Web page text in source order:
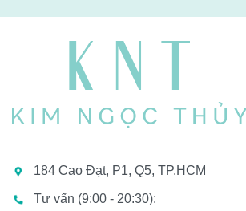
184 Cao Đạt, P1, Q5, TP.HCM
Tư vấn (9:00 - 20:30):